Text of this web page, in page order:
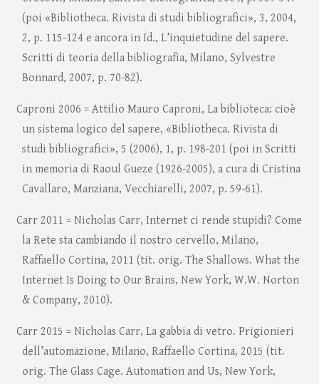
(poi «Bibliotheca. Rivista di studi bibliografici», 3, 2004,
2, p. 115-124 e ancora in Id., L’inquietudine del sapere.
Scritti di teoria della bibliografia, Milano, Sylvestre
Bonnard, 2007, p. 70-82).
Caproni 2006 = Attilio Mauro Caproni, La biblioteca: cioè
un sistema logico del sapere, «Bibliotheca. Rivista di
studi bibliografici», 5 (2006), 1, p. 198-201 (poi in Scritti
in memoria di Raoul Gueze (1926-2005), a cura di Cristina
Cavallaro, Manziana, Vecchiarelli, 2007, p. 59-61).
Carr 2011 = Nicholas Carr, Internet ci rende stupidi? Come
la Rete sta cambiando il nostro cervello, Milano,
Raffaello Cortina, 2011 (tit. orig. The Shallows. What the
Internet Is Doing to Our Brains, New York, W.W. Norton
& Company, 2010).
Carr 2015 = Nicholas Carr, La gabbia di vetro. Prigionieri
dell’automazione, Milano, Raffaello Cortina, 2015 (tit.
orig. The Glass Cage. Automation and Us, New York,